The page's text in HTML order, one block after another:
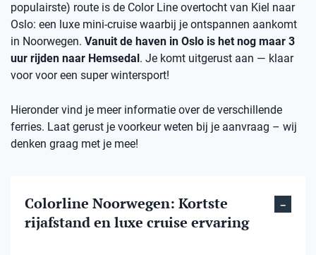
populairste) route is de Color Line overtocht van Kiel naar
Oslo: een luxe mini-cruise waarbij je ontspannen aankomt
in Noorwegen. Vanuit de haven in Oslo is het nog maar 3
uur rijden naar Hemsedal. Je komt uitgerust aan — klaar
voor voor een super wintersport!
Hieronder vind je meer informatie over de verschillende
ferries. Laat gerust je voorkeur weten bij je aanvraag – wij
denken graag met je mee!
Colorline Noorwegen: Kortste
rijafstand en luxe cruise ervaring